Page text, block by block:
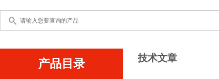
产品目录 技术文章